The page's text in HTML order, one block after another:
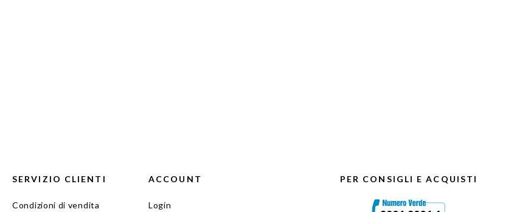
SERVIZIO CLIENTI
Condizioni di vendita
ACCOUNT
Login
PER CONSIGLI E ACQUISTI